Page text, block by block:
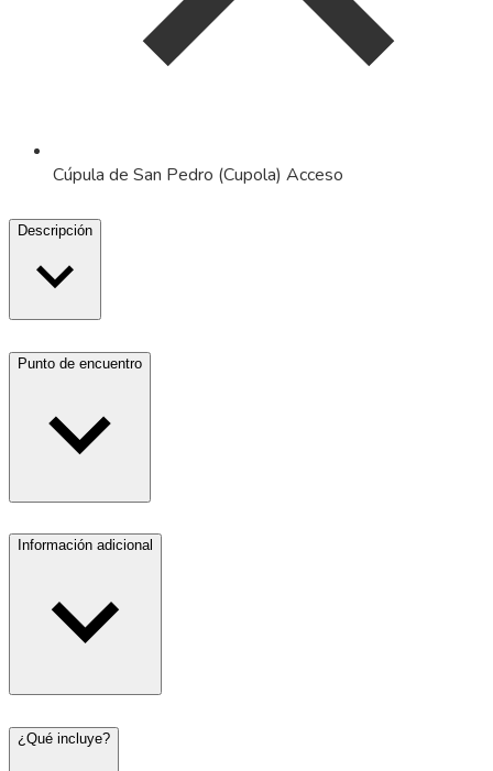
Cúpula de San Pedro (Cupola) Acceso
Descripción
Punto de encuentro
Información adicional
¿Qué incluye?